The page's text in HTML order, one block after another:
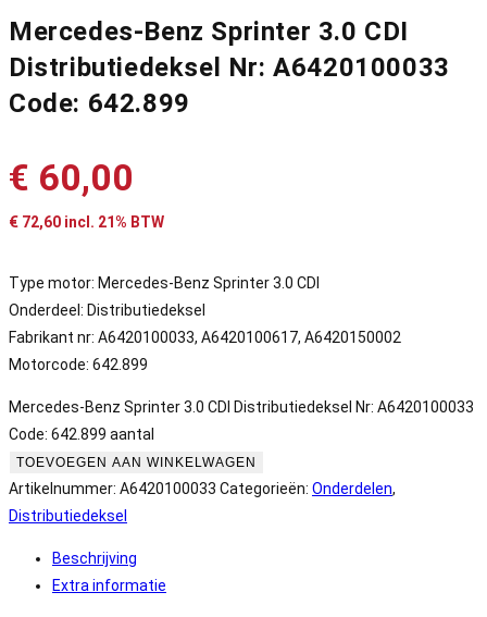
Mercedes-Benz Sprinter 3.0 CDI
Distributiedeksel Nr: A6420100033
Code: 642.899
€ 60,00
€ 72,60 incl. 21% BTW
Type motor: Mercedes-Benz Sprinter 3.0 CDI
Onderdeel: Distributiedeksel
Fabrikant nr: A6420100033, A6420100617, A6420150002
Motorcode: 642.899
Mercedes-Benz Sprinter 3.0 CDI Distributiedeksel Nr: A6420100033
Code: 642.899 aantal
TOEVOEGEN AAN WINKELWAGEN
Artikelnummer: A6420100033 Categorieën: Onderdelen,
Distributiedeksel
Beschrijving
Extra informatie